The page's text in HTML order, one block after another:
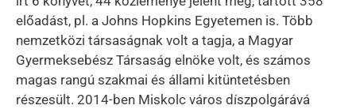
előadást, pl. a Johns Hopkins Egyetemen is. Több
nemzetközi társaságnak volt a tagja, a Magyar
Gyermeksebész Társaság elnöke volt, és számos
magas rangú szakmai és állami kitüntetésben
részesült. 2014-ben Miskolc város díszpolgárává